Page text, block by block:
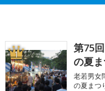
1
第75
の夏
老若男女
の夏まつ